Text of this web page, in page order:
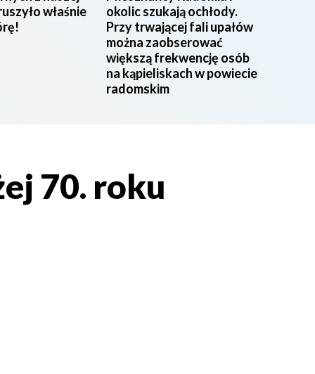
właśnie
okolic szukają ochłody.
Przy trwającej fali upałów
można zaobserować
większą frekwencję osób
na kąpieliskach w powiecie
radomskim
70. roku